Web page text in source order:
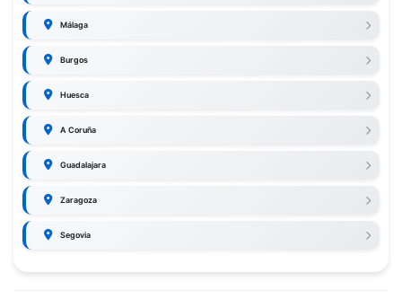
Málaga
Burgos
Huesca
A Coruña
Guadalajara
Zaragoza
Segovia